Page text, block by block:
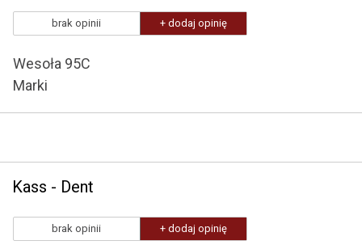
brak opinii + dodaj opinię
Wesoła 95C
Marki
Kass - Dent
brak opinii + dodaj opinię